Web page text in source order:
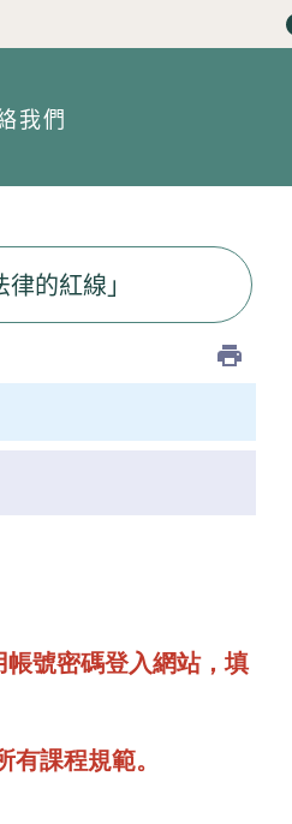
我們
的紅線」
號密碼登入網站，填
課程規範。